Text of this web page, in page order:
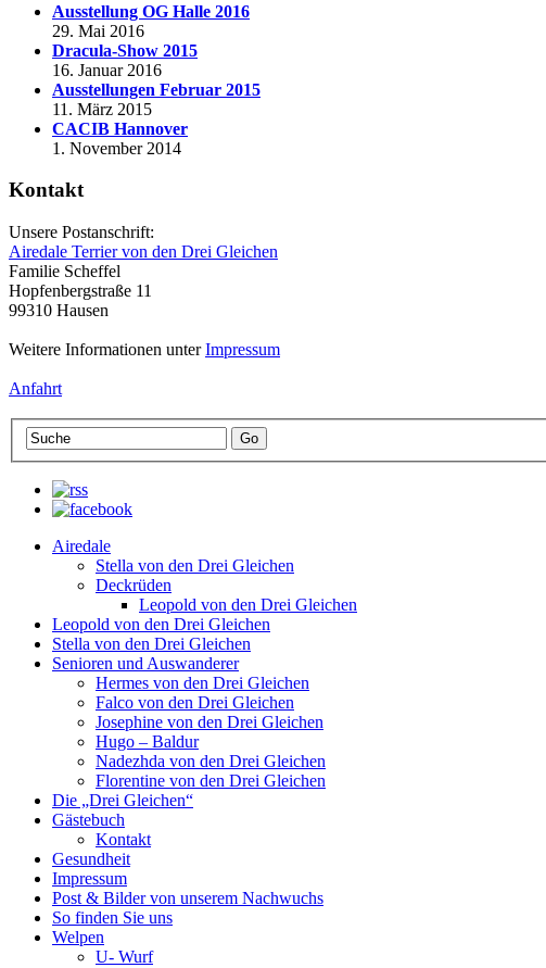
Ausstellung OG Halle 2016
29. Mai 2016
Dracula-Show 2015
16. Januar 2016
Ausstellungen Februar 2015
11. März 2015
CACIB Hannover
1. November 2014
Kontakt
Unsere Postanschrift:
Airedale Terrier von den Drei Gleichen
Familie Scheffel
Hopfenbergstraße 11
99310 Hausen
Weitere Informationen unterImpressum
Anfahrt
Airedale
Stella von den Drei Gleichen
Deckrüden
Leopold von den Drei Gleichen
Leopold von den Drei Gleichen
Stella von den Drei Gleichen
Senioren und Auswanderer
Hermes von den Drei Gleichen
Falco von den Drei Gleichen
Josephine von den Drei Gleichen
Hugo – Baldur
Nadezhda von den Drei Gleichen
Florentine von den Drei Gleichen
Die „Drei Gleichen“
Gästebuch
Kontakt
Gesundheit
Impressum
Post & Bilder von unserem Nachwuchs
So finden Sie uns
Welpen
U- Wurf